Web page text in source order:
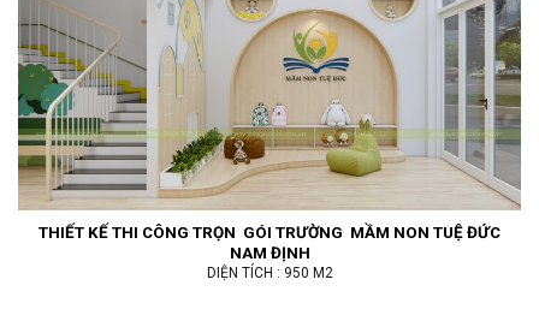
THIẾT KẾ THI CÔNG TRỌN GÓI TRƯỜNG MẦM NON TUỆ ĐỨC
NAM ĐỊNH
DIỆN TÍCH : 950 M2